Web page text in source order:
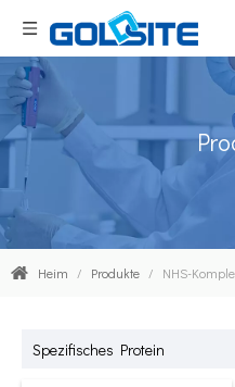
Heim / Produkte / NHS-
Spezifisches Protein